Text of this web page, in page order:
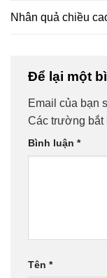
Nhân quả chiều
Để lại một
Email của bạn
Các trường bắt
Bình luận *
Tên *